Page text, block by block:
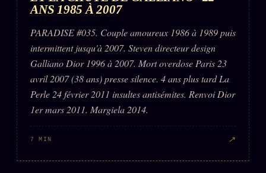
ANS 1985 À 2007
PARADISE #035. Couple amoureux 1986 à 1989 puis
intermittent jusqu'à 2007. Steven directeur design
Galliano Dior 1996 à 2007. Mort overdose Paris 23
avril 2007 (38 ans) presse silence. 4 ans plus tard La
Perle 24 février 2011 insultes antisémites. Renvoi Dior
1er mars 2011. Margiela 2014.
7 MIN ↗